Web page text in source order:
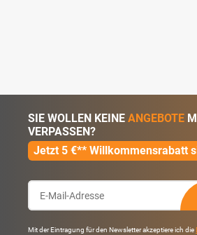
SIE WOLLEN KEINE ANGEBOTE
VERPASSEN?
Jetzt 5 €** Willkommensrabatt
Mit der Eintragung für den Newsletter akzeptiere ich die